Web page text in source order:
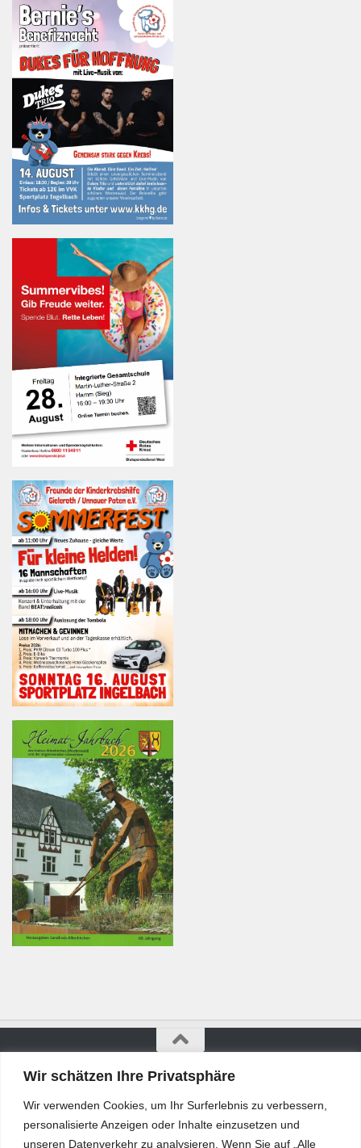
Wir schätzen Ihre Privatsphäre
Wir verwenden Cookies, um Ihr Surferlebnis zu verbessern,
personalisierte Anzeigen oder Inhalte einzusetzen und
unseren Datenverkehr zu analysieren. Wenn Sie auf „Alle
Bürgerkurier © 2026. Alle Rechte vorbehalten.